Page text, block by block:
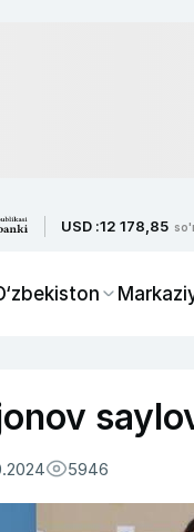
USD :12 178,85
5946